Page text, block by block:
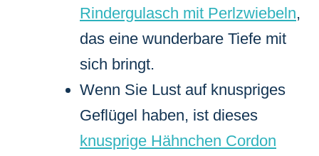
Rindergulasch mit Perlzwiebeln,
das eine wunderbare Tiefe mit
sich bringt.
Wenn Sie Lust auf knuspriges
Geflügel haben, ist dieses
knusprige Hähnchen Cordon